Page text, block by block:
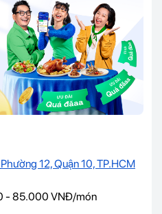
12, Quận 10, TP.HCM
- 85.000 VNĐ/món